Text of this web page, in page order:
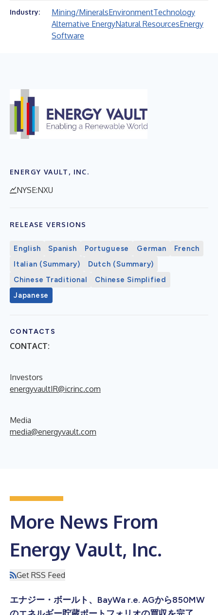
Industry: Mining/MineralsEnvironmentTechnology
Alternative EnergyNatural ResourcesEnergy
Software
ENERGY VAULT, INC.
NYSE:NXU
RELEASE VERSIONS
English Spanish Portuguese German
French
Italian (Summary)
Dutch (Summary)
Chinese Traditional
Chinese Simplified
Japanese
CONTACTS
CONTACT:
Investors
energyvaultIR@icrinc.com
Media
media@energyvault.com
More News From
Energy Vault, Inc.
Get RSS Feed
エナジー・ボールト、BayWa r.e. AGから850MW